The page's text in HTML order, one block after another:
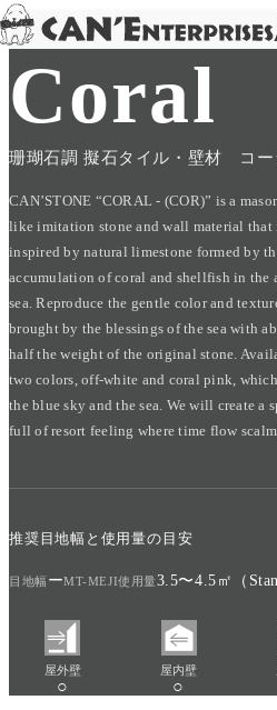
Skip to content
TOP / PRODUCT /
Coral
珊瑚石調 擬石タイル・壁材 コー
CAN’STONE “CORAL - (COR)” is a
like imitation stone and wall material that
inspired by natural limestone formed by
accumulation of coral and shellfish in the
sea. Reproduce the gentle color and
brought by the blessings of the sea with
half the weight of the original stone.
two colors, off-white and coral pink,
the blue sky and the sea. We will create a
full of resort feeling where time flow
推奨目地幅と使用量の目安
目地幅 ーMT-MEJI使用量3.5〜4.5㎡（
屋外壁
○
屋内壁
○